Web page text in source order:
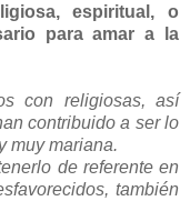
espiritual, o
para amar a la
con religiosas, así
contribuido a ser lo
muy mariana.
de referente en
también